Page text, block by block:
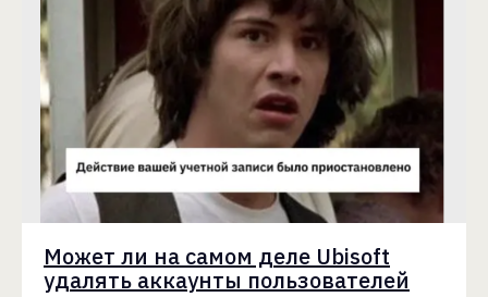
Может ли на самом деле Ubisoft
удалять аккаунты пользователей